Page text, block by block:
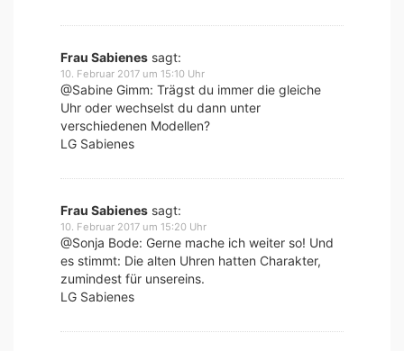
Frau Sabienes sagt:
10. Februar 2017 um 15:10 Uhr
@Sabine Gimm: Trägst du immer die gleiche
Uhr oder wechselst du dann unter
verschiedenen Modellen?
LG Sabienes
Frau Sabienes sagt:
10. Februar 2017 um 15:20 Uhr
@Sonja Bode: Gerne mache ich weiter so! Und
es stimmt: Die alten Uhren hatten Charakter,
zumindest für unsereins.
LG Sabienes